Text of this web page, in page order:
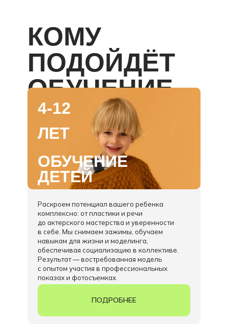
КОМУ
ПОДОЙДЁТ
ОБУЧЕНИЕ
Раскроем потенциал вашего ребенка
комплексно: от пластики и речи
до актерского мастерства и уверенности
в себе. Мы снимаем зажимы, обучаем
навыкам для жизни и моделинга,
обеспечивая социализацию в коллективе.
Результат — востребованная модель
с опытом участия в профессиональных
показах и фотосъемках.
ПОДРОБНЕЕ
ОБУЧЕНИЕ
ДЕТЕЙ
4-12
ЛЕТ